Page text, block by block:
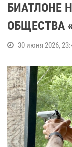
БИАТЛОНЕ
ОБЩЕСТВА
30 июня 2026,